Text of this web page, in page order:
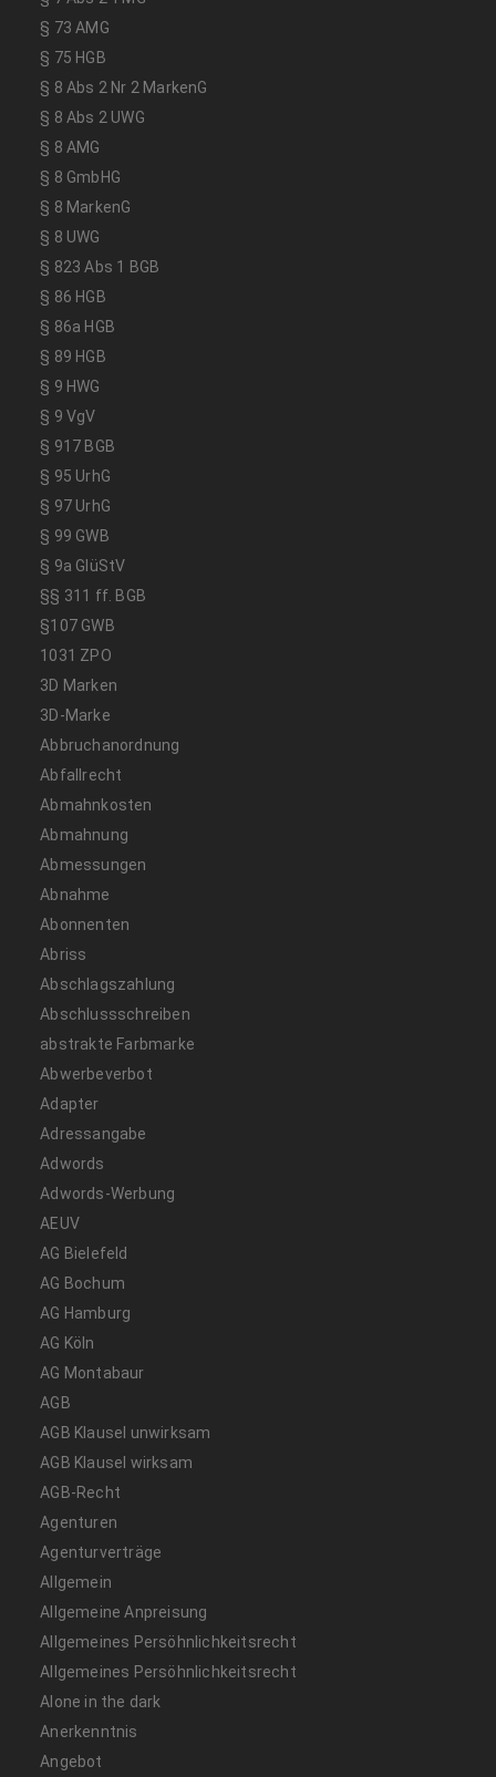
§ 73 AMG
§ 75 HGB
§ 8 Abs 2 Nr 2 MarkenG
§ 8 Abs 2 UWG
§ 8 AMG
§ 8 GmbHG
§ 8 MarkenG
§ 8 UWG
§ 823 Abs 1 BGB
§ 86 HGB
§ 86a HGB
§ 89 HGB
§ 9 HWG
§ 9 VgV
§ 917 BGB
§ 95 UrhG
§ 97 UrhG
§ 99 GWB
§ 9a GlüStV
§§ 311 ff. BGB
§107 GWB
1031 ZPO
3D Marken
3D-Marke
Abbruchanordnung
Abfallrecht
Abmahnkosten
Abmahnung
Abmessungen
Abnahme
Abonnenten
Abriss
Abschlagszahlung
Abschlussschreiben
abstrakte Farbmarke
Abwerbeverbot
Adapter
Adressangabe
Adwords
Adwords-Werbung
AEUV
AG Bielefeld
AG Bochum
AG Hamburg
AG Köln
AG Montabaur
AGB
AGB Klausel unwirksam
AGB Klausel wirksam
AGB-Recht
Agenturen
Agenturverträge
Allgemein
Allgemeine Anpreisung
Allgemeines Persöhnlichkeitsrecht
Allgemeines Persöhnlichkeitsrecht
Alone in the dark
Anerkenntnis
Angebot